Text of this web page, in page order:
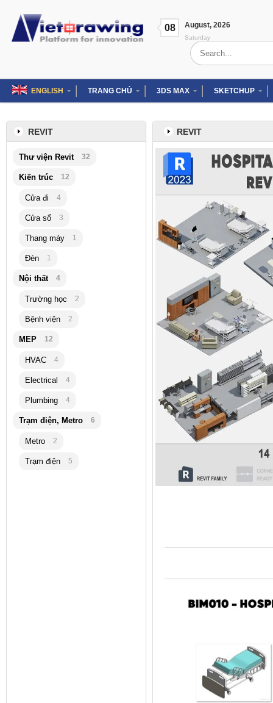
content
08 August, 2026
Saturday
Search
for:
ENGLISH TRANG CHỦ 3DS MAX SKETCHUP
REVIT
REVIT
Thư viện Revit 32
Kiến trúc 12
Cửa đi 4
Cửa sổ 3
Thang máy 1
Đèn 1
Nội thất 4
Trường học 2
Bệnh viện 2
MEP 12
HVAC 4
Electrical 4
Plumbing 4
Trạm điện, Metro 6
Metro 2
Trạm điện 5